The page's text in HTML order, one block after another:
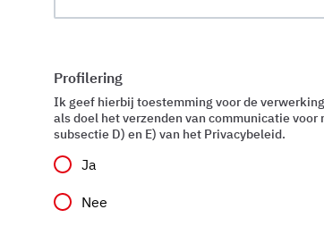
Profilering
Ik geef hierbij toestemming voor de
als doel het verzenden van communicatie
subsectie D) en E) van het Privacybeleid.
Ja
Nee